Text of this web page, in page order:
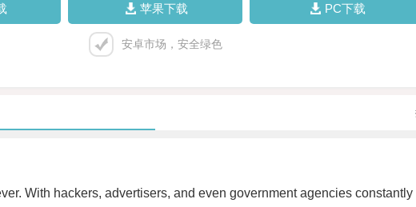
苹果下载 PC下载
安卓市场，安全绿色
With hackers, advertisers, and even government agencies